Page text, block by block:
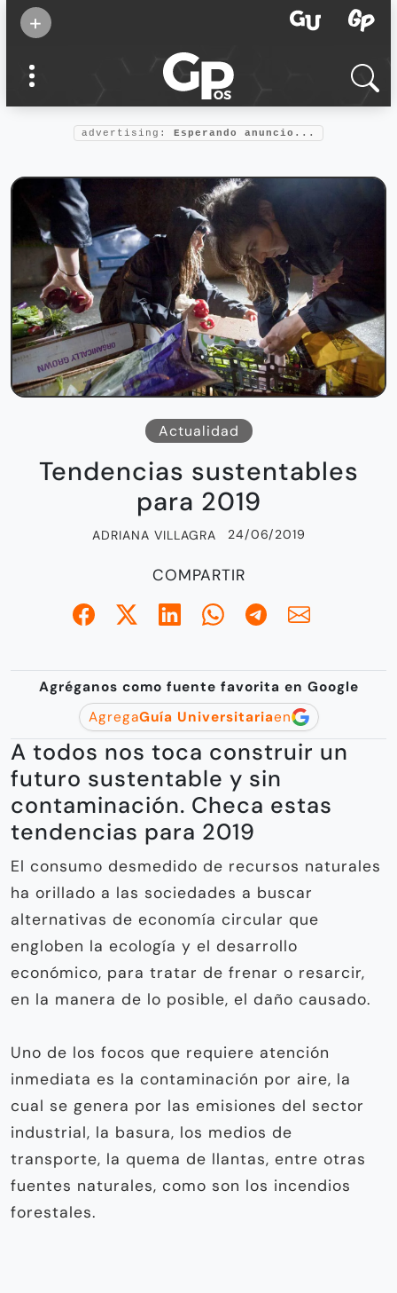
+
confianza
Foro salud
advertising: Esperando anuncio...
Actualidad
Tendencias sustentables
para 2019
ADRIANA VILLAGRA 24/06/2019
COMPARTIR
Agréganos como fuente favorita en Google
AgregaGuía Universitariaen
A todos nos toca construir un
futuro sustentable y sin
contaminación. Checa estas
tendencias para 2019
El consumo desmedido de recursos naturales
ha orillado a las sociedades a buscar
alternativas de economía circular que
engloben la ecología y el desarrollo
económico, para tratar de frenar o resarcir,
en la manera de lo posible, el daño causado.
Uno de los focos que requiere atención
inmediata es la contaminación por aire, la
cual se genera por las emisiones del sector
industrial, la basura, los medios de
transporte, la quema de llantas, entre otras
fuentes naturales, como son los incendios
forestales.